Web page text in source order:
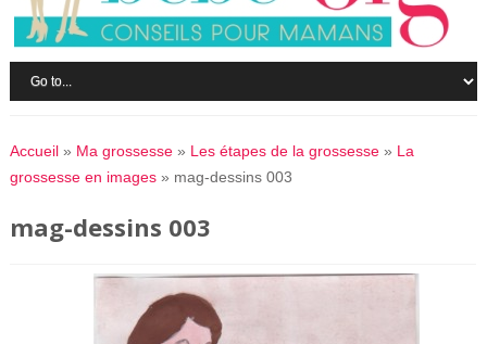
Accueil» Ma grossesse» Les étapes de la grossesse» La
grossesse en images» mag-dessins 003
mag-dessins 003